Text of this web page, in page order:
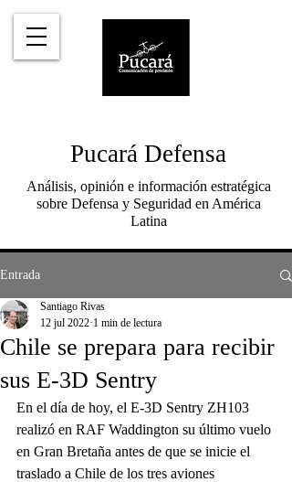
Pucará Defensa
Análisis, opinión e información estratégica
sobre Defensa y Seguridad en América
Latina
Entrada
Chile se prepara para recibir
sus E-3D Sentry
Santiago Rivas
12 jul 2022 1 min de lectura
En el día de hoy, el E-3D Sentry ZH103
realizó en RAF Waddington su último vuelo
en Gran Bretaña antes de que se inicie el
traslado a Chile de los tres aviones